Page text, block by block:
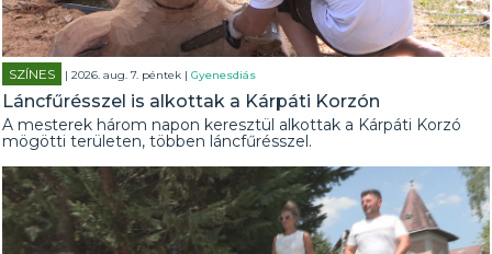
SZÍNES | 2026. aug. 7. péntek |Gyenesdiás
Láncfűrésszel is alkottak a Kárpáti Korzón
A mesterek három napon keresztül alkottak a Kárpáti Korzó
mögötti területen, többen láncfűrésszel.